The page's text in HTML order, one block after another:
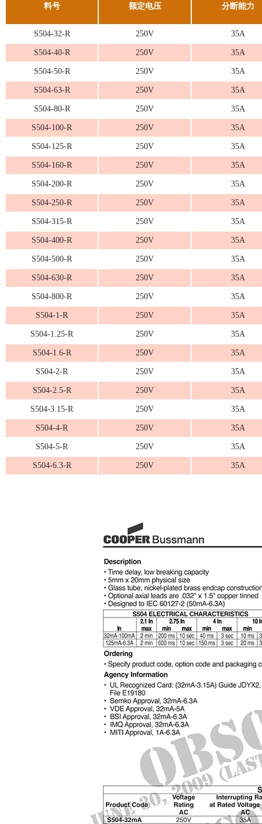
料号 额定电压 分断能力
S504-32-R 250V 35A
S504-40-R 250V 35A
S504-50-R 250V 35A
S504-63-R 250V 35A
S504-80-R 250V 35A
S504-100-R 250V 35A
S504-125-R 250V 35A
S504-160-R 250V 35A
S504-200-R 250V 35A
S504-250-R 250V 35A
S504-315-R 250V 35A
S504-400-R 250V 35A
S504-500-R 250V 35A
S504-630-R 250V 35A
S504-800-R 250V 35A
S504-1-R 250V 35A
S504-1.25-R 250V 35A
S504-1.6-R 250V 35A
S504-2-R 250V 35A
S504-2.5-R 250V 35A
S504-3.15-R 250V 35A
S504-4-R 250V 35A
S504-5-R 250V 35A
S504-6.3-R 250V 35A